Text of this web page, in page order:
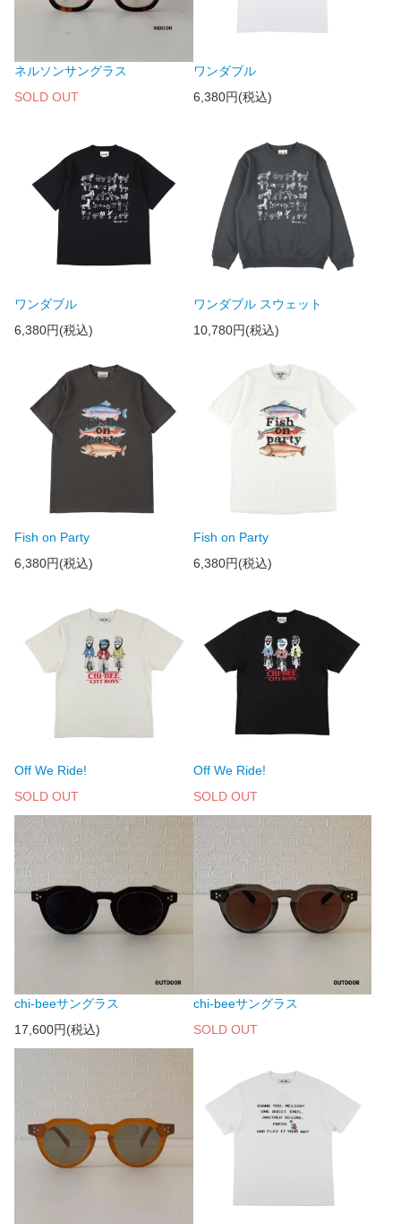
ネルソンサングラス
SOLD OUT
ワンダブル
6,380円(税込)
ワンダブル
6,380円(税込)
ワンダブル スウェット
10,780円(税込)
Fish on Party
6,380円(税込)
Fish on Party
6,380円(税込)
Off We Ride!
SOLD OUT
Off We Ride!
SOLD OUT
chi-beeサングラス
17,600円(税込)
chi-beeサングラス
SOLD OUT